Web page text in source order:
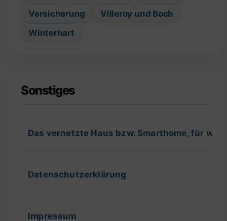
Versicherung
Villeroy und Boch
Winterhart
Sonstiges
Das vernetzte Haus bzw. Smarthome, für
Datenschutzerklärung
Impressum